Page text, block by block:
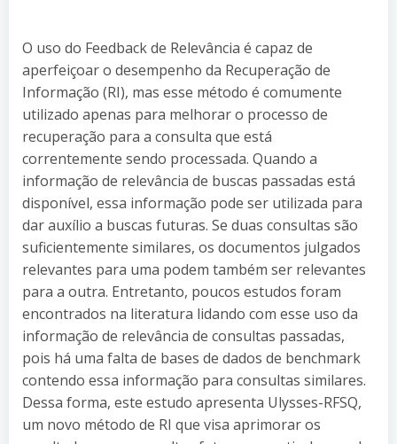
O uso do Feedback de Relevância é capaz de
aperfeiçoar o desempenho da Recuperação de
Informação (RI), mas esse método é comumente
utilizado apenas para melhorar o processo de
recuperação para a consulta que está
correntemente sendo processada. Quando a
informação de relevância de buscas passadas está
disponível, essa informação pode ser utilizada para
dar auxílio a buscas futuras. Se duas consultas são
suficientemente similares, os documentos julgados
relevantes para uma podem também ser relevantes
para a outra. Entretanto, poucos estudos foram
encontrados na literatura lidando com esse uso da
informação de relevância de consultas passadas,
pois há uma falta de bases de dados de benchmark
contendo essa informação para consultas similares.
Dessa forma, este estudo apresenta Ulysses-RFSQ,
um novo método de RI que visa aprimorar os